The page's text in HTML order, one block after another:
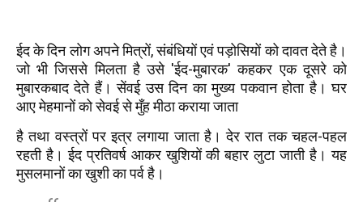
ईद के दिन लोग अपने मित्रों, संबंधियों एवं पड़ोसियों को दावत देते है।
जो भी जिससे मिलता है उसे 'ईद-मुबारक' कहकर एक दूसरे को
मुबारकबाद देते हैं। सेंवई उस दिन का मुख्य पकवान होता है। घर
आए मेहमानों को सेवई से मुँह मीठा कराया जाता
है तथा वस्त्रों पर इत्र लगाया जाता है। देर रात तक चहल-पहल
रहती है। ईद प्रतिवर्ष आकर खुशियों की बहार लुटा जाती है। यह
मुसलमानों का खुशी का पर्व है।